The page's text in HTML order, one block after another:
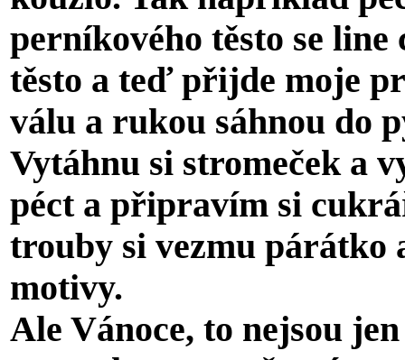
perníkového těsto se
těsto a teď přijde moje
válu a rukou sáhnou do
Vytáhnu si stromeček a
péct a připravím si
trouby si vezmu párátko
motivy.
Ale Vánoce, to nejsou